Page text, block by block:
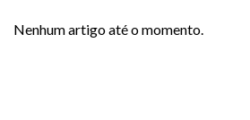
Nenhum artigo até o momento.